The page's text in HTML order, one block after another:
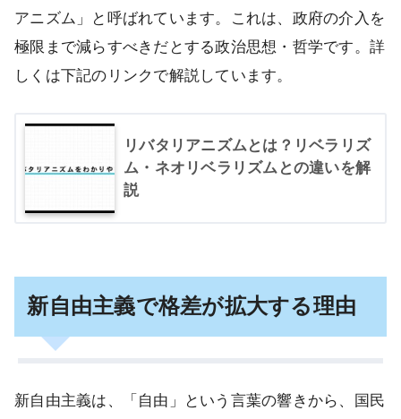
アニズム」と呼ばれています。これは、政府の介入を
極限まで減らすべきだとする政治思想・哲学です。詳
しくは下記のリンクで解説しています。
リバタリアニズムとは？リベラリズ
ム・ネオリベラリズムとの違いを解
説
新自由主義で格差が拡大する理由
新自由主義は、「自由」という言葉の響きから、国民